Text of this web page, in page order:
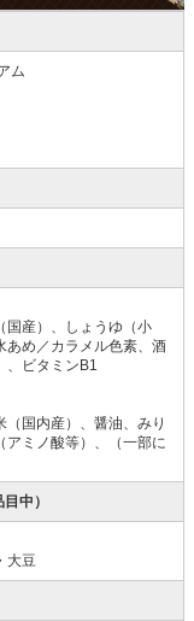
ム
国産）、しょうゆ（小
あめ／カラメル色素、酒
、ビタミンB1
国内産）、醤油、みり
アミノ酸等）、（一部に
中）
大豆